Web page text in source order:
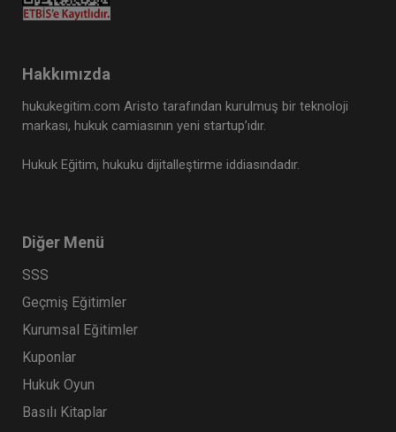
Hakkımızda
hukukegitim.com Aristo tarafından kurulmuş bir teknoloji
markası, hukuk camiasının yeni startup’ıdır.
Hukuk Eğitim, hukuku dijitalleştirme iddiasındadır.
Diğer Menü
SSS
Geçmiş Eğitimler
Kurumsal Eğitimler
Kuponlar
Hukuk Oyun
Basılı Kitaplar